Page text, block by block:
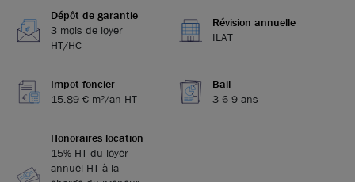
Dépôt de garantie
3 mois de loyer
HT/HC
Révision annuelle
ILAT
Impot foncier
15.89 € m²/an HT
Bail
3-6-9 ans
Honoraires location
15% HT du loyer
annuel HT à la